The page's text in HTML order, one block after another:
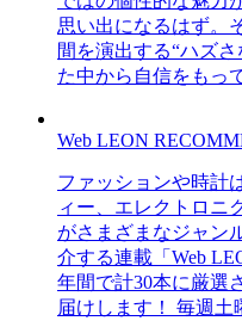
思い出になるはず。
間を演出する“ハズ
た中から自信をもっ
Web LEON
ファッションや時計
ィー、エレクトロニ
がさまざまなジャン
介する連載「Web
年間で計30本に厳選
届けします！ 毎週土